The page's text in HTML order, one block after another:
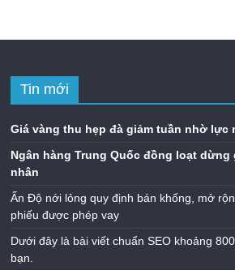
Tin mới
Giá vàng thu hẹp đà giảm tuần nhờ lực
Ngân hàng Trung Quốc đồng loạt dừng
nhân
Ấn Độ nới lỏng quy định bán khống, mở
phiếu được phép vay
Dưới đây là bài viết chuẩn SEO khoảng
bạn.